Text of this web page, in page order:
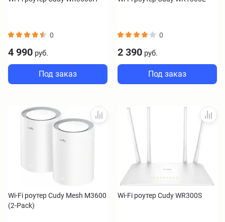
0
4 990 руб.
Под заказ
0
2 390 руб.
Под заказ
Wi-Fi роутер Cudy Mesh M3600
(2-Pack)
Wi-Fi роутер Cudy WR300S